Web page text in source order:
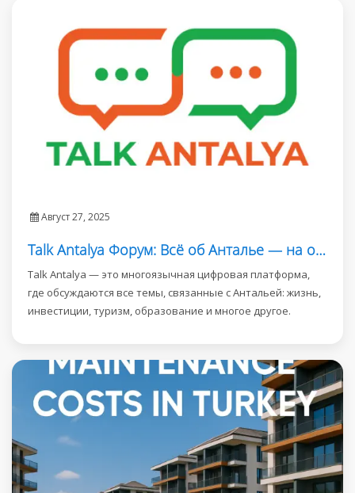
Август 27, 2025
Talk Antalya Форум: Всё об Анталье — на одном ресурсе
Talk Antalya — это многоязычная цифровая платформа,
где обсуждаются все темы, связанные с Антальей: жизнь,
инвестиции, туризм, образование и многое другое.